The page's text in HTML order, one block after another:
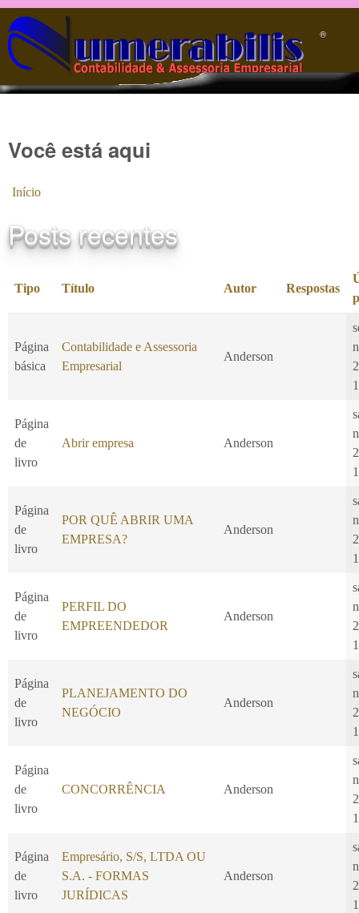
Pular para o conteúdo principal
®️
Você está aqui
Início
Posts recentes
Tipo Título Autor Respostas
Página
básica
Contabilidade e Assessoria
Empresarial
Anderson
Página
de
livro
Abrir empresa Anderson
Página
de
livro
POR QUÊ ABRIR UMA
EMPRESA?
Anderson
Página
de
livro
PERFIL DO
EMPREENDEDOR
Anderson
Página
de
livro
PLANEJAMENTO DO
NEGÓCIO
Anderson
Página
de
livro
CONCORRÊNCIA Anderson
Página
de
livro
Empresário, S/S, LTDA OU
S.A. - FORMAS
JURÍDICAS
Anderson